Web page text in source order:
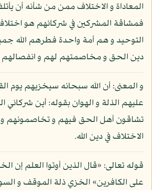
المعاداة و الاختلاف ممن من شأنه أن
فمشاقة المشركين في شركائهم هو
التوحيد و هم أمة واحدة فطرهم الله
دين الحق و مخاصمتهم لهم و
و المعنى: أن الله سبحانه سيخزيهم يوم
عليهم الذلة و الهوان بقوله: أين شركائي
تشاقون أهل الحق فيهم و تخاصمونهم
الاختلاف في دين الله.
قوله تعالى: «قال الذين أوتوا العلم إن
على الكافرين» الخزي ذلة الموقف و